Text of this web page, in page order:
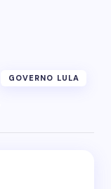
GOVERNO LULA